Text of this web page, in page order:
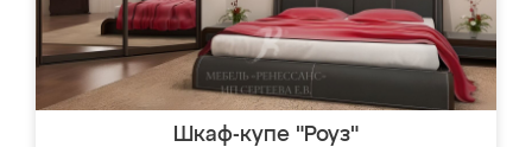
Шкаф-купе "Роуз"